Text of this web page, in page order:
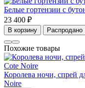
Белые гортензии с
23 400 ₽
В корзину Распродано
Похожие товары
Королева ночи, спрей
Noire